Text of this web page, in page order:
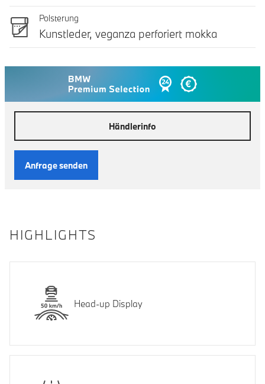
Polsterung
Kunstleder, veganza perforiert mokka
Händlerinfo
Anfrage senden
HIGHLIGHTS
Head-up Display